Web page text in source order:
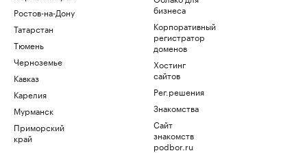
Ростов-на-Дону
Татарстан
Тюмень
Черноземье
Кавказ
Карелия
Мурманск
Приморский
край
бизнеса
Корпоративный
регистратор
доменов
Хостинг
сайтов
Рег.решения
Знакомства
Сайт
знакомств
podbor.ru